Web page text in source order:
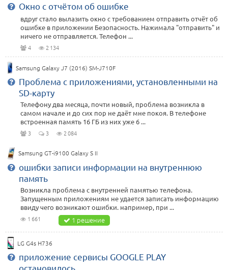
Окно с отчётом об ошибке
вдруг стало вылазить окно с требованием отправить отчёт об
ошибке в приложении Безопасность. Нажимала "отправить" и
ничего не отправляется. Телефон ...
4 2 134
Samsung Galaxy J7 (2016) SM-J710F
Проблема с приложениями, установленными на
SD-карту
Телефону два месяца, почти новый, проблема возникла в
самом начале и до сих пор не даёт мне покоя. В телефоне
встроенная память 16 ГБ из них уже 6 ...
3 3 2 084
Samsung GT-i9100 Galaxy S II
ошибки записи информации на внутреннюю
память
Возникла проблема с внутренней памятью телефона.
Запущенным приложениям не удается записать информацию
ввиду чего возникают ошибки. например, при ...
1 661 1 решение
LG G4s H736
приложение сервисы GOOGLE PLAY
остановилось